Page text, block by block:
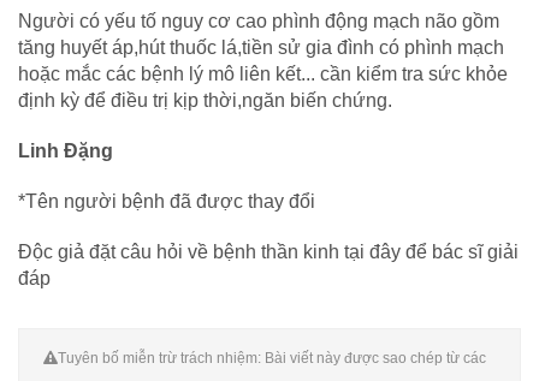
Người có yếu tố nguy cơ cao phình động mạch não gồm
tăng huyết áp,hút thuốc lá,tiền sử gia đình có phình mạch
hoặc mắc các bệnh lý mô liên kết... cần kiểm tra sức khỏe
định kỳ để điều trị kịp thời,ngăn biến chứng.
Linh Đặng
*Tên người bệnh đã được thay đổi
Độc giả đặt câu hỏi về bệnh thần kinh tại đây để bác sĩ giải
đáp
Tuyên bố miễn trừ trách nhiệm: Bài viết này được sao chép từ các